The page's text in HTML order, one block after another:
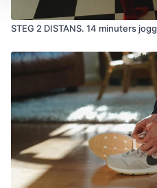
STEG 2 DISTANS. 14 minuters jogg